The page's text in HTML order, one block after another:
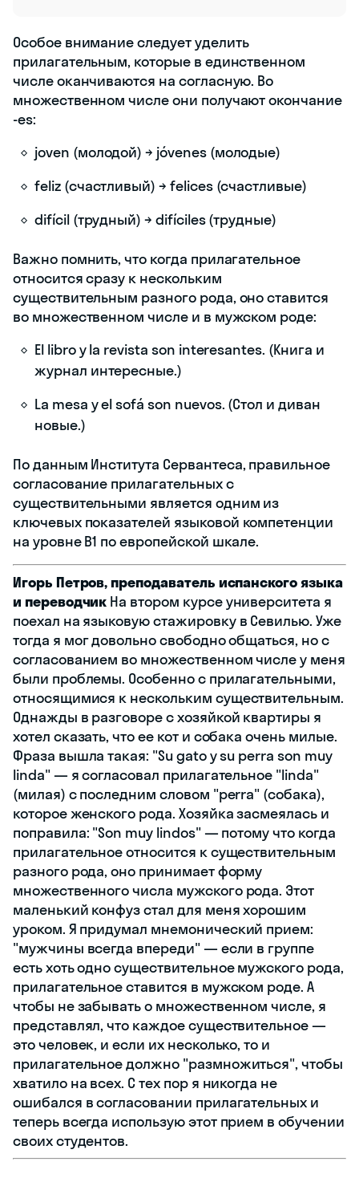
Особое внимание следует уделить
прилагательным, которые в единственном
числе оканчиваются на согласную. Во
множественном числе они получают окончание
-es:
joven (молодой) → jóvenes (молодые)
feliz (счастливый) → felices (счастливые)
difícil (трудный) → difíciles (трудные)
Важно помнить, что когда прилагательное
относится сразу к нескольким
существительным разного рода, оно ставится
во множественном числе и в мужском роде:
El libro y la revista son interesantes. (Книга и
журнал интересные.)
La mesa y el sofá son nuevos. (Стол и диван
новые.)
По данным Института Сервантеса, правильное
согласование прилагательных с
существительными является одним из
ключевых показателей языковой компетенции
на уровне B1 по европейской шкале.
Игорь Петров, преподаватель испанского языка
и переводчик На втором курсе университета я
поехал на языковую стажировку в Севилью. Уже
тогда я мог довольно свободно общаться, но с
согласованием во множественном числе у меня
были проблемы. Особенно с прилагательными,
относящимися к нескольким существительным.
Однажды в разговоре с хозяйкой квартиры я
хотел сказать, что ее кот и собака очень милые.
Фраза вышла такая: "Su gato y su perra son muy
linda" — я согласовал прилагательное "linda"
(милая) с последним словом "perra" (собака),
которое женского рода. Хозяйка засмеялась и
поправила: "Son muy lindos" — потому что когда
прилагательное относится к существительным
разного рода, оно принимает форму
множественного числа мужского рода. Этот
маленький конфуз стал для меня хорошим
уроком. Я придумал мнемонический прием:
"мужчины всегда впереди" — если в группе
есть хоть одно существительное мужского рода,
прилагательное ставится в мужском роде. А
чтобы не забывать о множественном числе, я
представлял, что каждое существительное —
это человек, и если их несколько, то и
прилагательное должно "размножиться", чтобы
хватило на всех. С тех пор я никогда не
ошибался в согласовании прилагательных и
теперь всегда использую этот прием в обучении
своих студентов.